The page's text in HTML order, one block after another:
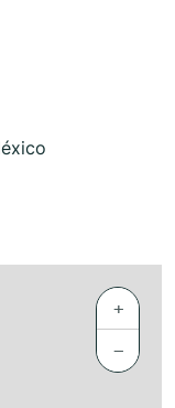
+
−